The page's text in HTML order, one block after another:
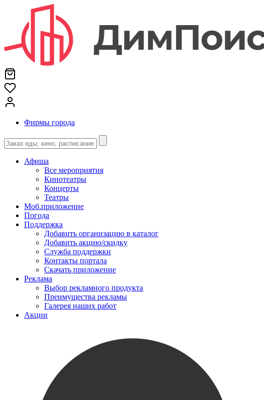
Фирмы города
Афиша
Все мероприятия
Кинотеатры
Концерты
Театры
Моб.приложение
Погода
Поддержка
Добавить организацию в каталог
Добавить акцию/скидку
Служба поддержки
Контакты портала
Скачать приложение
Реклама
Выбор рекламного продукта
Преимущества рекламы
Галерея наших работ
Акции